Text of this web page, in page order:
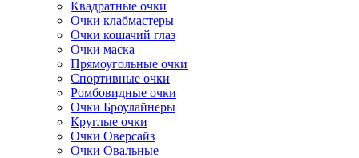
Квадратные очки
Очки клабмастеры
Очки кошачий глаз
Очки маска
Прямоугольные очки
Спортивные очки
Ромбовидные очки
Очки Броулайнеры
Круглые очки
Очки Оверсайз
Очки Овальные